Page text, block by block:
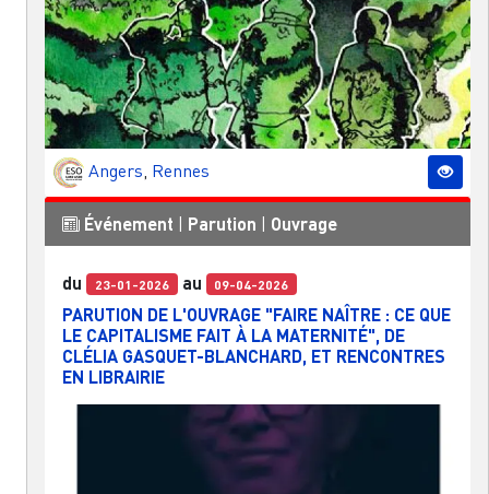
Angers, Rennes
Événement Parution Ouvrage
du 23-01-2026 au 09-04-2026
PARUTION DE L'OUVRAGE "FAIRE NAÎTRE : CE QUE
LE CAPITALISME FAIT À LA MATERNITÉ", DE
CLÉLIA GASQUET-BLANCHARD, ET RENCONTRES
EN LIBRAIRIE